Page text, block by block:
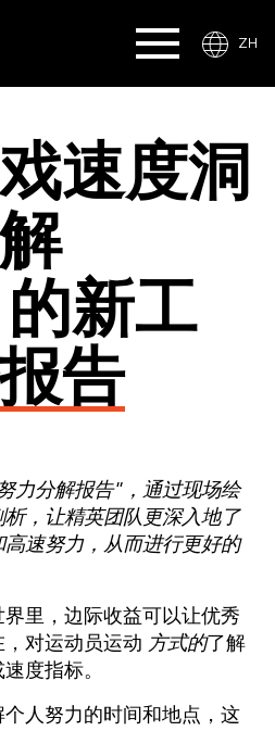
ZH
速度洞
的新工
告
力分解报告"，通过现场绘
，让精英团队更深入地了
速努力，从而进行更好的
里，边际收益可以让优秀
对运动员运动 方式的了解
度指标。
人努力的时间和地点，这